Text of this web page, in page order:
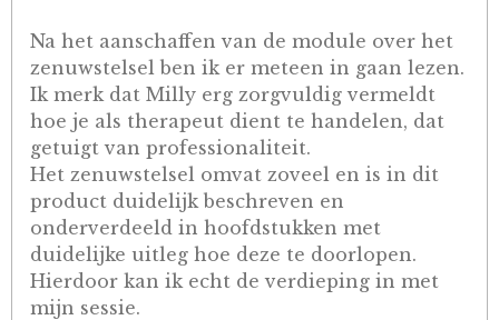
Na het aanschaffen van de module over het
zenuwstelsel ben ik er meteen in gaan lezen.
Ik merk dat Milly erg zorgvuldig vermeldt
hoe je als therapeut dient te handelen, dat
getuigt van professionaliteit.
Het zenuwstelsel omvat zoveel en is in dit
product duidelijk beschreven en
onderverdeeld in hoofdstukken met
duidelijke uitleg hoe deze te doorlopen.
Hierdoor kan ik echt de verdieping in met
mijn sessie.